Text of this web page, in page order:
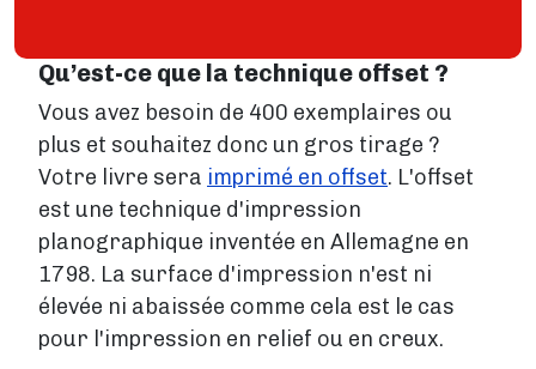
Types de papier
IMPRESSION OFFSET
Impression offset
Comment ça marche ?
Délais de livraison
Impression numérique
Comment ça marche ?
Délais de livraison
Impression en ligne
Qu’est-ce que la technique offset ?
Vous avez besoin de 400 exemplaires ou
plus et souhaitez donc un gros tirage ?
Votre livre sera imprimé en offset. L'offset
est une technique d'impression
planographique inventée en Allemagne en
1798. La surface d'impression n'est ni
élevée ni abaissée comme cela est le cas
pour l'impression en relief ou en creux.